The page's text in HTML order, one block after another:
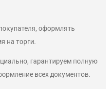
оформлять
на торги.
гарантируем полную
всех документов.